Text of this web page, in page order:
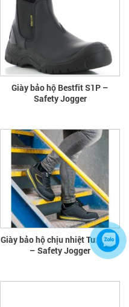
Giày bảo hộ Bestfit S1P –
Safety Jogger
Giày bảo hộ chịu nhiệt Turbo S3
– Safety Jogger